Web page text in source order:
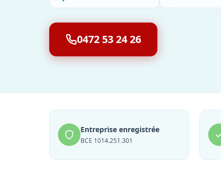
0472 53 24 26
Entreprise enregistrée
BCE 1014.251.301